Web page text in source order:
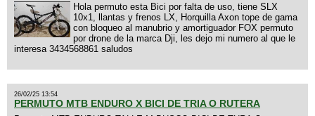
Hola permuto esta Bici por falta de uso, tiene SLX
10x1, llantas y frenos LX, Horquilla Axon tope de gama
con bloqueo al manubrio y amortiguador FOX permuto
por drone de la marca Dji, les dejo mi numero al que le
interesa 3434568861 saludos
26/02/25 13:54
PERMUTO MTB ENDURO X BICI DE TRIA O RUTERA